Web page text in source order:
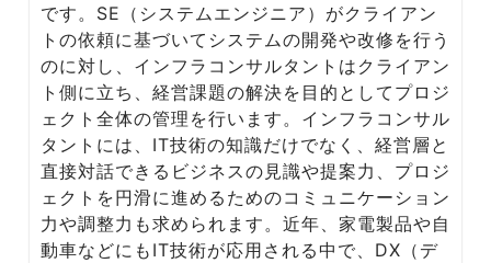
です。SE（システムエンジニア）がクライアン
トの依頼に基づいてシステムの開発や改修を行う
のに対し、インフラコンサルタントはクライアン
ト側に立ち、経営課題の解決を目的としてプロジ
ェクト全体の管理を行います。インフラコンサル
タントには、IT技術の知識だけでなく、経営層と
直接対話できるビジネスの見識や提案力、プロジ
ェクトを円滑に進めるためのコミュニケーション
力や調整力も求められます。近年、家電製品や自
動車などにもIT技術が応用される中で、DX（デ
News
お知らせ
Media
転職メディア